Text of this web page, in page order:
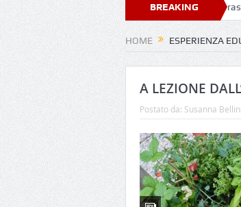
BREAKING
NEWS
Milan Bergamo Airport, l’arte contemporanea
HOME ESPERIENZA
A LEZIONE
Postato da: Susanna Bellini